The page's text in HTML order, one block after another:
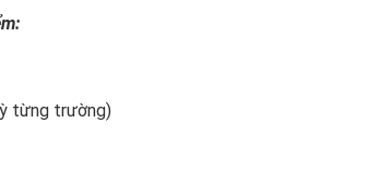
từng trường)